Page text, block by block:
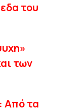
του
των
Από τα